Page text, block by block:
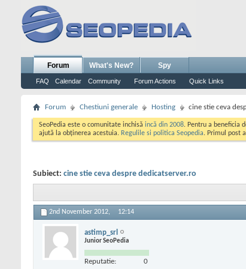
Forum
FAQ Calendar Community Forum Actions Quick Links
What's New? Spy
Forum Chestiuni generale Hosting cine stie ceva
SeoPedia este o comunitate inchisă incă din 2008. Pentru a beneficia
ajută la obținerea acestuia. Regulile si politica Seopedia. Primul post
Subiect: cine stie ceva despre dedicatserver.ro
2nd November 2012, 12:14
astimp_srl
Junior SeoPedia
Reputatie: 0